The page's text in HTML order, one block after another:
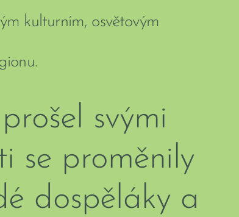
kulturním, osvětovým
svými
se proměnily
dospěláky a